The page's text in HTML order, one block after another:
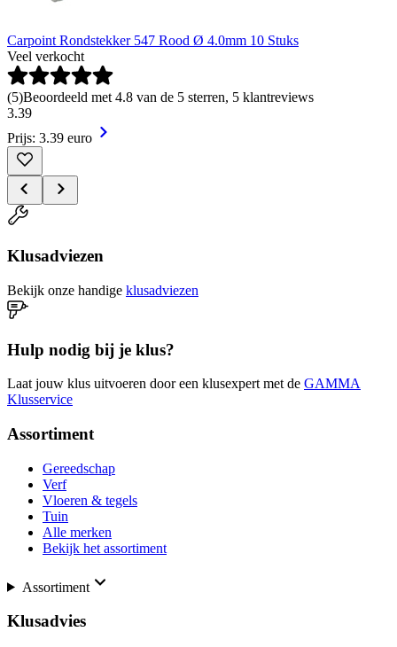
Carpoint Rondstekker 547 Rood Ø 4.0mm 10 Stuks
Veel verkocht
(5)Beoordeeld met 4.8 van de 5 sterren, 5 klantreviews
3.39
Prijs: 3.39 euro
Klusadviezen
Bekijk onze handige klusadviezen
Hulp nodig bij je klus?
Laat jouw klus uitvoeren door een klusexpert met de GAMMA
Klusservice
Assortiment
Gereedschap
Verf
Vloeren & tegels
Tuin
Alle merken
Bekijk het assortiment
Assortiment
Klusadvies